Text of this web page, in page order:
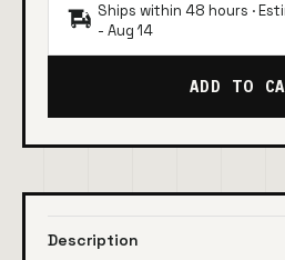
Ships within 48 hours ·
- Aug 14
ADD TO
Description